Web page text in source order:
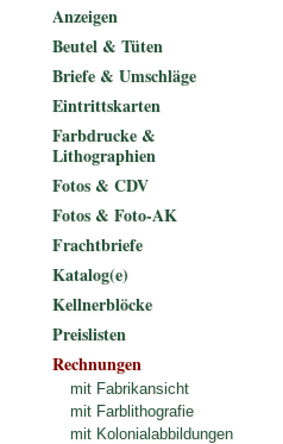
Anzeigen
Beutel & Tüten
Briefe & Umschläge
Eintrittskarten
Farbdrucke &
Lithographien
Fotos & CDV
Fotos & Foto-AK
Frachtbriefe
Katalog(e)
Kellnerblöcke
Preislisten
Rechnungen
mit Fabrikansicht
mit Farblithografie
mit Kolonialabbildungen